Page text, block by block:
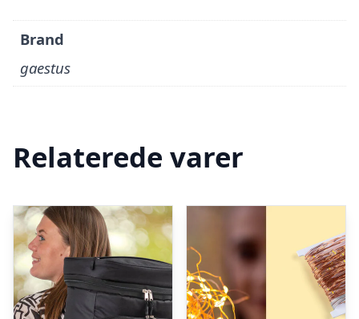
Brand
gaestus
Relaterede varer